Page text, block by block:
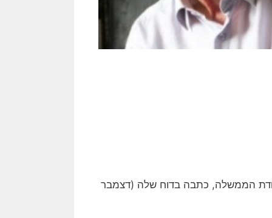
הממשלה, כתבה בדוח שלה (דצמבר